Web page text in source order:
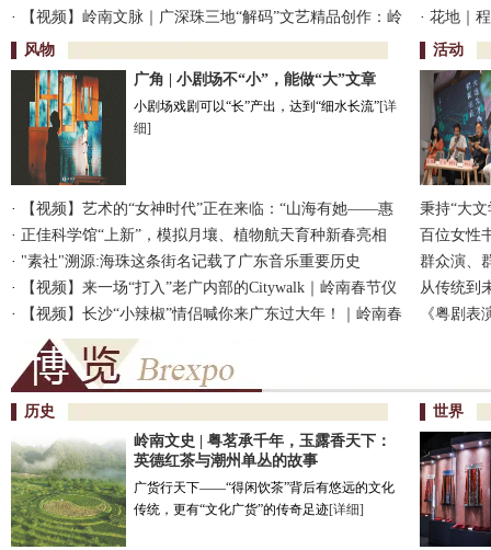
增订版之外
·
【视频】岭南文脉｜广深珠三地“解码”文艺精品创作：岭
南文化找灵感，本土人文有故事
旅互融”
· 花地｜
风物
广角 | 小剧场不“小”，能做“大”文章
小剧场戏剧可以“长”产出，达到“细水长流”[详
细]
·
【视频】艺术的“女神时代”正在来临：“山海有她——惠
来女画家作品联展”启幕
· 正佳科学馆“上新”，模拟月壤、植物航天育种新春亮相
· "素社"溯源:海珠这条街名记载了广东音乐重要历史
·
【视频】来一场“打入”老广内部的Citywalk｜岭南春节仪
式感③
·
【视频】长沙“小辣椒”情侣喊你来广东过大年！｜岭南春
节仪式感②
活动
秉持“大
研究青年
百位女性
人艺开幕
群众演、
从传统到
会成功举
《粤剧
历史
岭南文史 | 粤茗承千年，玉露香天下：
英德红茶与潮州单丛的故事
广货行天下——“得闲饮茶”背后有悠远的文化
传统，更有“文化广货”的传奇足迹[详细]
世界